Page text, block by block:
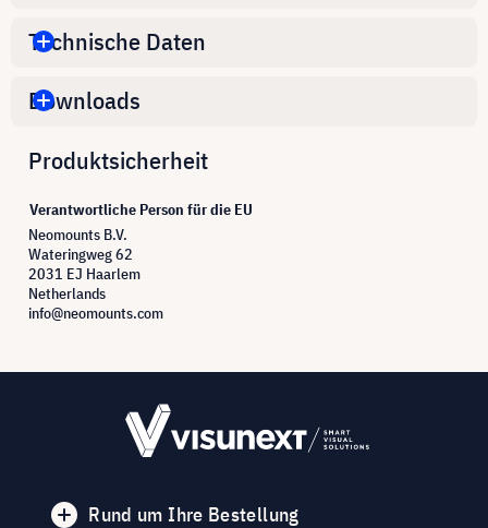
Technische Daten
Downloads
Produktsicherheit
Verantwortliche Person für die EU
Neomounts B.V.
Wateringweg 62
2031 EJ Haarlem
Netherlands
info@neomounts.com
Rund um Ihre Bestellung